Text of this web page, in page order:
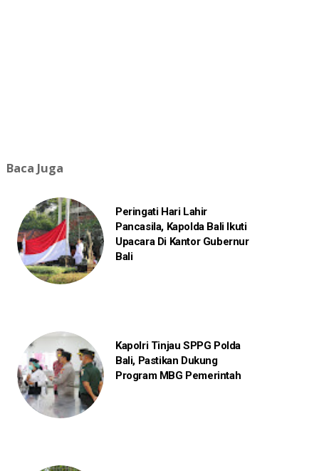
Baca Juga
Peringati Hari Lahir
Pancasila, Kapolda Bali Ikuti
Upacara Di Kantor Gubernur
Bali
Kapolri Tinjau SPPG Polda
Bali, Pastikan Dukung
Program MBG Pemerintah